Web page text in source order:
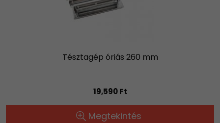
Tésztagép óriás 260 mm
19,590 Ft
Megtekintés